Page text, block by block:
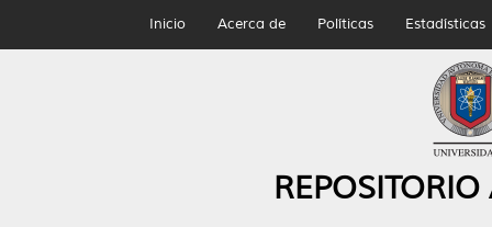
Inicio Acerca de Políticas Estadísticas